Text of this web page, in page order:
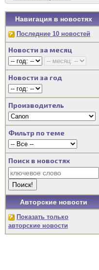
Навигация в новостях
Последние 10 новостей
Новости за месяц
Новости за год
Производитель
Фильтр по теме
Поиск в новостях
Авторские новости
Показать только
авторские новости